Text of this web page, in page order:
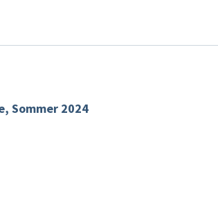
Sommer 2024